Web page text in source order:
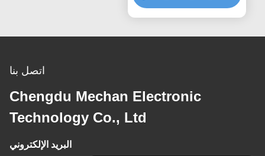
اتصل بنا
Chengdu Mechan Electronic
Technology Co., Ltd
البريد الإلكتروني